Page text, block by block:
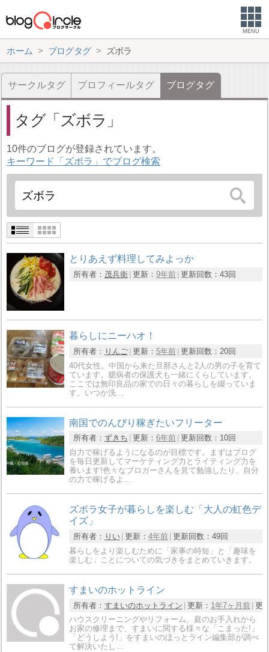
MENU
ホーム ブログタグ ズボラ
サークルタグ プロフィールタグ ブログタグ
タグ ズボラ
10件のブログが登録されています。
キーワード「ズボラ」でブログ検索
とりあえず料理してみよっか
所有者： 茂兵衛 更新： 9年前 更新回数： 43回
暮らしにニーハオ！
所有者： りんご 更新： 5年前 更新回数： 20回
40代女性。中国から来た旦那さんと2人の男の子を育て
ています。臆病者の保護犬も一緒にくらしています。
ここでは無印良品の家での日々の暮らしを綴っていま
す。いつか洗…
南国でのんびり稼ぎたいフリーター
所有者： ずきち 更新： 6年前 更新回数： 10回
自力で稼げるようになるのが目標です。まずはブログ
を毎日更新してマーケティング力とライティング力を
養います!色々なブロガーさんを見て勉強したり、自分
の力で稼げるよ…
ズボラ女子が暮らしを楽しむ「大人の虹色デ
イズ」
所有者： りい 更新： 4年前 更新回数： 49回
暮らしをより楽しむために「家事の時短」と「趣味を
楽しむ」ことについての気づきをまとめていきます。
すまいのホットライン
所有者： すまいのホットライン 更新： 1年7ヶ月前 更
ハウスクリーニングやリフォーム、庭のお手入れから
お家の修理まで、すまいに関する様々な「こまった!」
「どうしよう!」をすまいのほっとライン編集部が調べ
て解決いたし…